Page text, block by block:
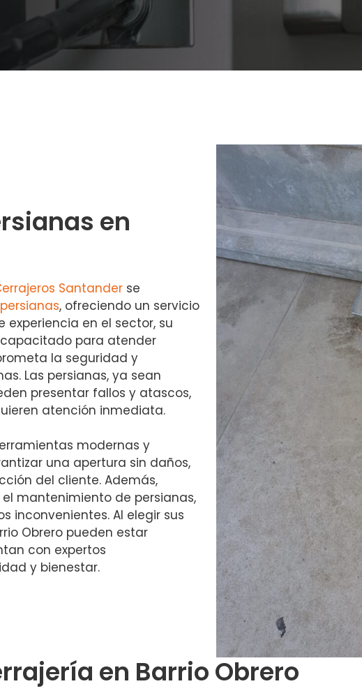
en
Santander se
, ofreciendo un servicio
experiencia en el sector, su
para atender
la seguridad y
Las persianas, ya sean
presentar fallos y atascos,
atención inmediata.
modernas y
una apertura sin daños,
del cliente. Además,
mantenimiento de persianas,
inconvenientes. Al elegir sus
Obrero pueden estar
con expertos
y bienestar.
en Barrio Obrero